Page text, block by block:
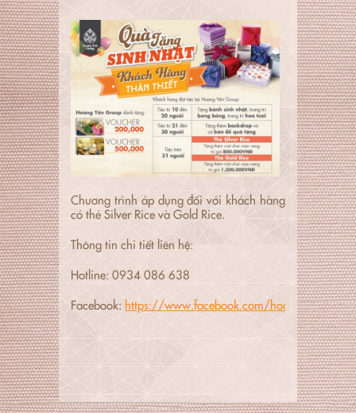
Chương trình áp dụng đối với khách hàng
có thẻ Silver Rice và Gold Rice.
Thông tin chi tiết liên hệ:
Hotline: 0934 086 638
Facebook: https://www.facebook.com/hoangyenbuffet